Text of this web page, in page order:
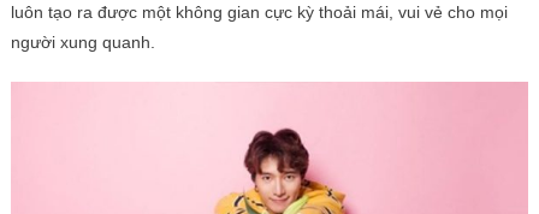
luôn tạo ra được một không gian cực kỳ thoải mái, vui vẻ cho mọi
người xung quanh.